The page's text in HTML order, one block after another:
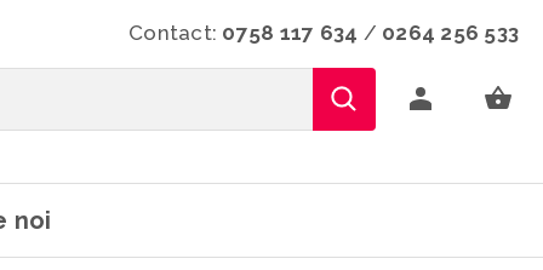
Contact: 0758 117 634 / 0264 256 533
noi